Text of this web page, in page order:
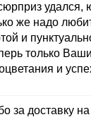
же надо
и
только
и
за доставку